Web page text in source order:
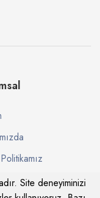
Site deneyiminizi